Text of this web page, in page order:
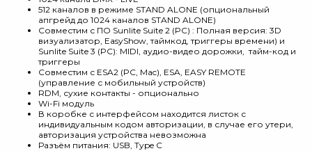
512 каналов в режиме STAND ALONE (опциональный
апгрейд до 1024 каналов STAND ALONE)
Совместим с ПО Sunlite Suite 2 (PC) : Полная версия: 3D
визуализатор, EasyShow, таймкод, триггеры времени) и
Sunlite Suite 3 (PC): MIDI, аудио-видео дорожки, тайм-код и
триггеры
Совместим с ESA2 (PC, Mac), ESA, EASY REMOTE
(управление с мобильный устройств)
RDM, сухие контакты - опционально
Wi-Fi модуль
В коробке с интерфейсом находится листок с
индивидуальным кодом авторизации, в случае его утери,
авторизация устройства невозможна
Разъём питания: USB, Type C